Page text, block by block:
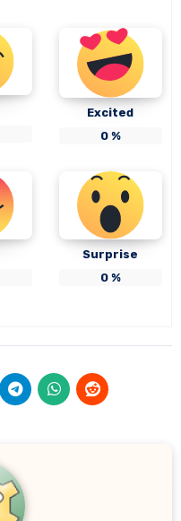
Excited
0%
Surprise
0%